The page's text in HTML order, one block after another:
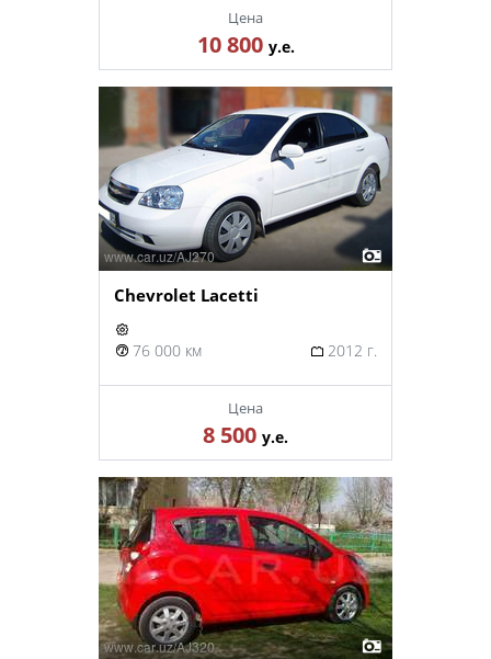
Цена
10 800 у.е.
Chevrolet Lacetti
76 000 км 2012 г.
Цена
8 500 у.е.